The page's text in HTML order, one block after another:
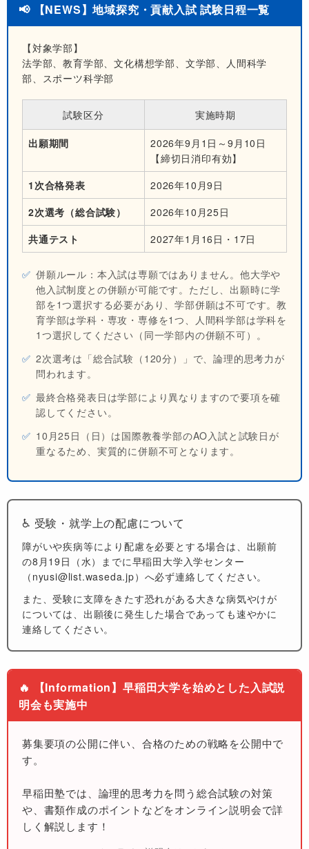
📢 【NEWS】地域探究・貢献入試 試験日程一覧
【対象学部】
法学部、教育学部、文化構想学部、文学部、人間科学
部、スポーツ科学部
試験区分 実施時期
出願期間
2026年9月1日～9月10日
【締切日消印有効】
1次合格発表
2026年10月9日
2次選考（総合試験）
2026年10月25日
共通テスト
2027年1月16日・17日
✅ 併願ルール： 本入試は専願ではありません。他大学や
他入試制度との併願が可能です。ただし、出願時に学
部を1つ選択する必要があり、学部併願は不可です。教
育学部は学科・専攻・専修を1つ、人間科学部は学科を
1つ選択してください（同一学部内の併願不可）。
✅ 2次選考は「総合試験（120分）」で、論理的思考力が
問われます。
✅ 最終合格発表日は学部により異なりますので要項を確
認してください。
✅ 10月25日（日）は国際教養学部のAO入試と試験日が
重なるため、実質的に併願不可となります。
♿ 受験・就学上の配慮について
障がいや疾病等により配慮を必要とする場合は、出願前
の8月19日（水）までに早稲田大学入学センター
（ nyusi@list.waseda.jp）へ必ず連絡してください。
また、受験に支障をきたす恐れがある大きな病気やけが
については、出願後に発生した場合であっても速やかに
連絡してください。
🔥 【Information】早稲田大学を始めとした入試説
明会も実施中
募集要項の公開に伴い、合格のための戦略を公開中で
す。
早稲田塾では、論理的思考力を問う総合試験の対策
や、書類作成のポイントなどをオンライン説明会で詳
しく解説します！